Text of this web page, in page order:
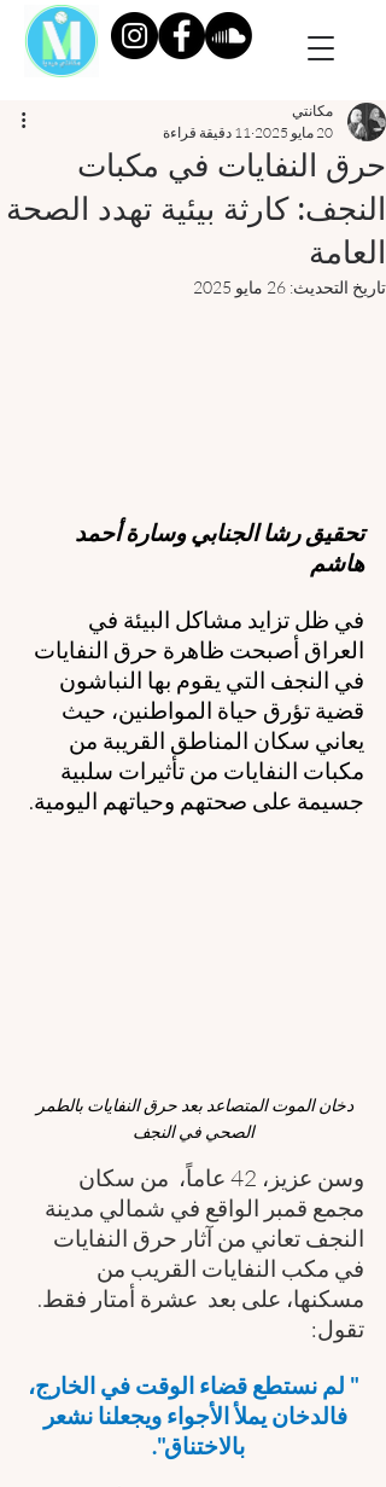
حرق النفايات في مكبات
النجف: كارثة بيئية تهدد الصحة
العامة
مكانتي
20 مايو 2025
11 دقيقة قراءة
تاريخ التحديث: 26 مايو 2025
تحقيق رشا الجنابي وسارة أحمد
هاشم
في ظل تزايد مشاكل البيئة في
العراق أصبحت ظاهرة حرق النفايات
في النجف التي يقوم بها النباشون
قضية تؤرق حياة المواطنين، حيث
يعاني سكان المناطق القريبة من
مكبات النفايات من تأثيرات سلبية
جسيمة على صحتهم وحياتهم اليومية.
دخان الموت المتصاعد بعد حرق النفايات بالطمر
الصحي في النجف
وسن عزيز، 42 عاماً،  من سكان
مجمع قمبر الواقع في شمالي مدينة
النجف تعاني من آثار حرق النفايات
في مكب النفايات القريب من
مسكنها، على بعد  عشرة أمتار فقط.
تقول:
" لم نستطع قضاء الوقت في الخارج،
فالدخان يملأ الأجواء ويجعلنا نشعر
بالاختناق".